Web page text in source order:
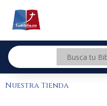
contenido
Nuestra Tienda